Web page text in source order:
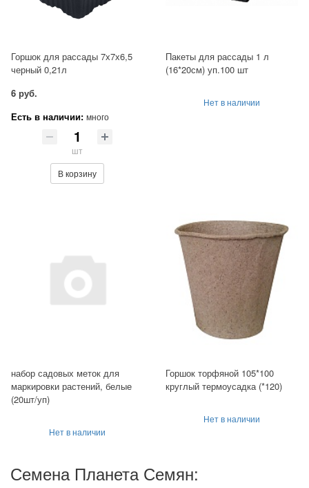
Горшок для рассады 7х7х6,5
черный 0,21л
6 руб.
Есть в наличии: много
шт
В корзину
Пакеты для рассады 1 л
(16*20см) уп.100 шт
Нет в наличии
набор садовых меток для
маркировки растений, белые
(20шт/уп)
Нет в наличии
Горшок торфяной 105*100
круглый термоусадка (*120)
Нет в наличии
Семена Планета Семян: